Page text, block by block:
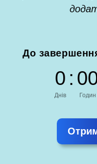
До
0
Днів
: 0
Годин